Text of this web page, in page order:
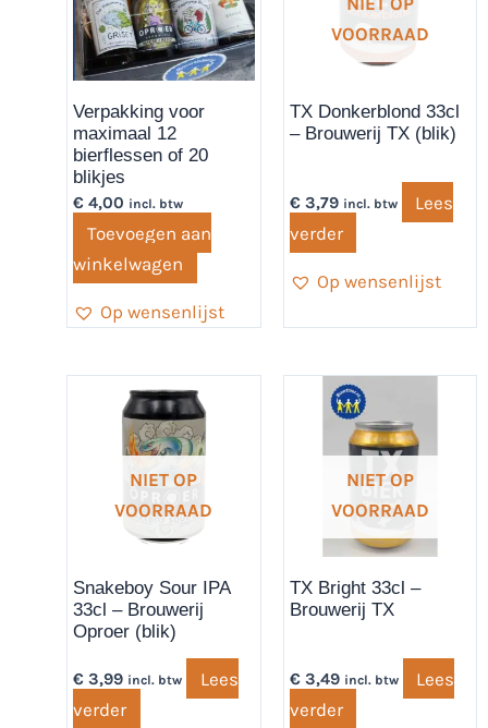
Verpakking voor
maximaal 12
bierflessen of 20
blikjes
€ 4,00 incl. btw
Toevoegen aan
winkelwagen
Op wensenlijst
VOORRAAD
TX Donkerblond 33cl
– Brouwerij TX (blik)
€3,79 incl. btw
Lees
verder
Op wensenlijst
NIET OP
VOORRAAD
Snakeboy Sour IPA
33cl – Brouwerij
Oproer (blik)
€ 3,99 incl. btw
Lees
verder
NIET OP
VOORRAAD
TX Bright 33cl –
Brouwerij TX
€3,49 incl. btw
Lees
verder